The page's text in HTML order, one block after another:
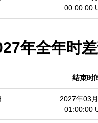
00:00:00
年全年时
结束时
2027年03
01:00:00